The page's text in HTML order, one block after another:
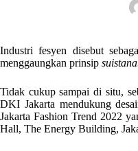
Industri fesyen disebut
menggaungkan prinsip
Tidak cukup sampai di situ,
DKI Jakarta mendukung
Jakarta Fashion Trend 2022
Hall, The Energy Building,